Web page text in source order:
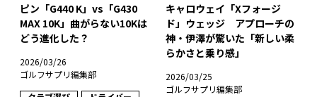
ピン「G440 K」vs「G430
MAX 10K」曲がらない10Kは
どう進化した？
2026/03/26
ゴルフサプリ編集部
キャロウェイ「Xフォージ
ド」ウェッジ アプローチの
神・伊澤が驚いた「新しい柔
らかさと乗り感」
2026/03/25
ゴルフサプリ編集部